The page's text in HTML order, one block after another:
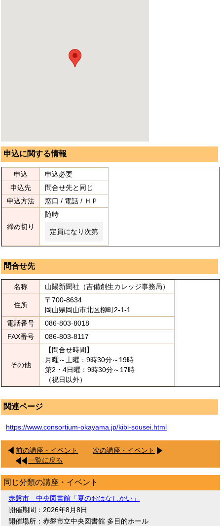
申込に関する情報
申込
申込必要
申込先
問合せ先と同じ
申込方法
窓口 / 電話 / ＨＰ
締め切り
随時
定員になり次第
問合せ先
名称 山陽新聞社（吉備創生カレッジ事務局）
住所
〒700-8634
岡山県岡山市北区柳町2-1-1
電話番号
086-803-8018
FAX番号
086-803-8117
その他
【問合せ時間】
月曜～土曜：9時30分～19時
第2・4日曜：9時30分～17時
（祝日以外）
関連ページ
https://www.consortium-okayama.jp/kibi-sousei.html
前の講座・イベント
次の講座・イベント
一覧に戻る
同じ分類の講座・イベント
赤磐市 中央図書館「夏のおはなしかい」
開催期間：2026年8月8日
開催場所：赤磐市立中央図書館 多目的ホール